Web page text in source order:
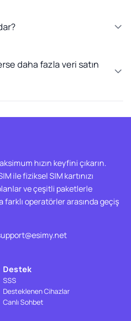
daha fazla veri satın
hızın keyfini çıkarın.
ile fiziksel SIM kartınızı
ve çeşitli paketlerle
farklı operatörler arasında geçiş
Destek
SSS
Desteklenen Cihazlar
Canlı Sohbet